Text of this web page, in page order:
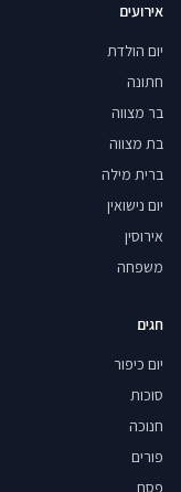
אירועים
יום הולדת
חתונה
בר מצווה
בת מצווה
ברית מילה
יום נישואין
אירוסין
משפחה
חגים
יום כיפור
סוכות
חנוכה
פורים
פסח